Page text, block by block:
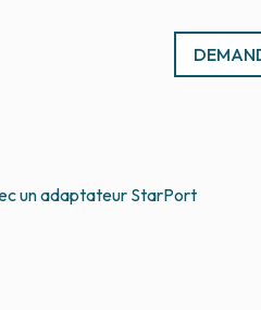
un adaptateur StarPort